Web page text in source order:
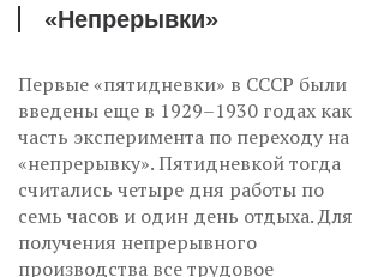
«Непрерывки»
Первые «пятидневки» в СССР были
введены еще в 1929–1930 годах как
часть эксперимента по переходу на
«непрерывку». Пятидневкой тогда
считались четыре дня работы по
семь часов и один день отдыха. Для
получения непрерывного
производства все трудовое